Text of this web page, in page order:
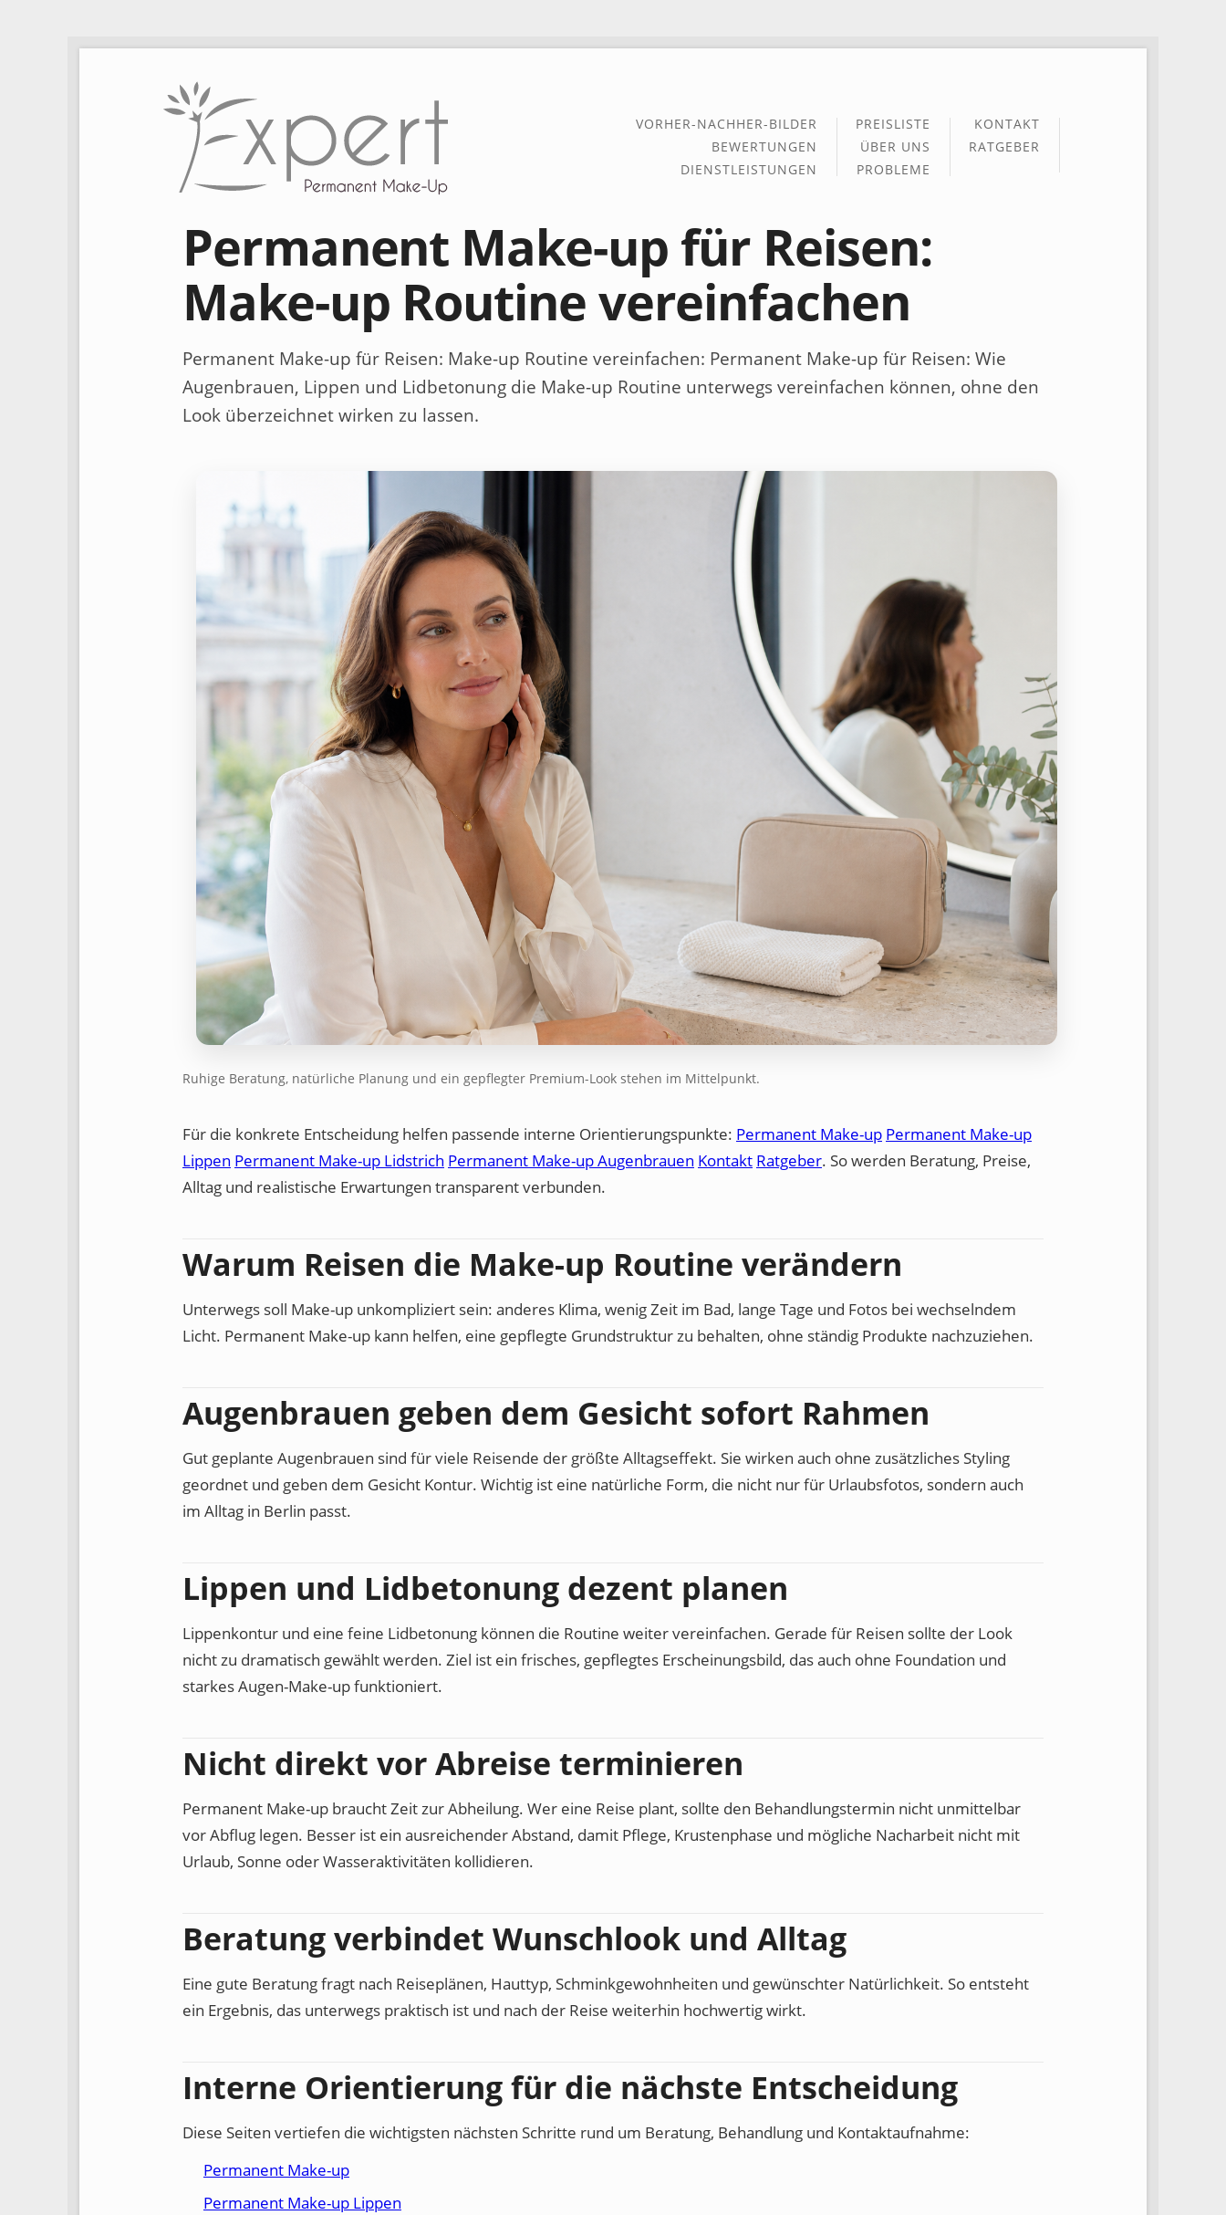
VORHER-NACHHER-BILDER
BEWERTUNGEN
DIENSTLEISTUNGEN
PREISLISTE
ÜBER UNS
PROBLEME
KONTAKT
RATGEBER
Permanent Make-up für Reisen:
Make-up Routine vereinfachen
Permanent Make-up für Reisen: Make-up Routine vereinfachen: Permanent Make-up für Reisen: Wie
Augenbrauen, Lippen und Lidbetonung die Make-up Routine unterwegs vereinfachen können, ohne den
Look überzeichnet wirken zu lassen.
Ruhige Beratung, natürliche Planung und ein gepflegter Premium-Look stehen im Mittelpunkt.
Für die konkrete Entscheidung helfen passende interne Orientierungspunkte: Permanent Make-up Permanent Make-up
Lippen Permanent Make-up Lidstrich Permanent Make-up Augenbrauen Kontakt Ratgeber. So werden Beratung, Preise,
Alltag und realistische Erwartungen transparent verbunden.
Warum Reisen die Make-up Routine verändern
Unterwegs soll Make-up unkompliziert sein: anderes Klima, wenig Zeit im Bad, lange Tage und Fotos bei wechselndem
Licht. Permanent Make-up kann helfen, eine gepflegte Grundstruktur zu behalten, ohne ständig Produkte nachzuziehen.
Augenbrauen geben dem Gesicht sofort Rahmen
Gut geplante Augenbrauen sind für viele Reisende der größte Alltagseffekt. Sie wirken auch ohne zusätzliches Styling
geordnet und geben dem Gesicht Kontur. Wichtig ist eine natürliche Form, die nicht nur für Urlaubsfotos, sondern auch
im Alltag in Berlin passt.
Lippen und Lidbetonung dezent planen
Lippenkontur und eine feine Lidbetonung können die Routine weiter vereinfachen. Gerade für Reisen sollte der Look
nicht zu dramatisch gewählt werden. Ziel ist ein frisches, gepflegtes Erscheinungsbild, das auch ohne Foundation und
starkes Augen-Make-up funktioniert.
Nicht direkt vor Abreise terminieren
Permanent Make-up braucht Zeit zur Abheilung. Wer eine Reise plant, sollte den Behandlungstermin nicht unmittelbar
vor Abflug legen. Besser ist ein ausreichender Abstand, damit Pflege, Krustenphase und mögliche Nacharbeit nicht mit
Urlaub, Sonne oder Wasseraktivitäten kollidieren.
Beratung verbindet Wunschlook und Alltag
Eine gute Beratung fragt nach Reiseplänen, Hauttyp, Schminkgewohnheiten und gewünschter Natürlichkeit. So entsteht
ein Ergebnis, das unterwegs praktisch ist und nach der Reise weiterhin hochwertig wirkt.
Interne Orientierung für die nächste Entscheidung
Diese Seiten vertiefen die wichtigsten nächsten Schritte rund um Beratung, Behandlung und Kontaktaufnahme:
Permanent Make-up
Permanent Make-up Lippen